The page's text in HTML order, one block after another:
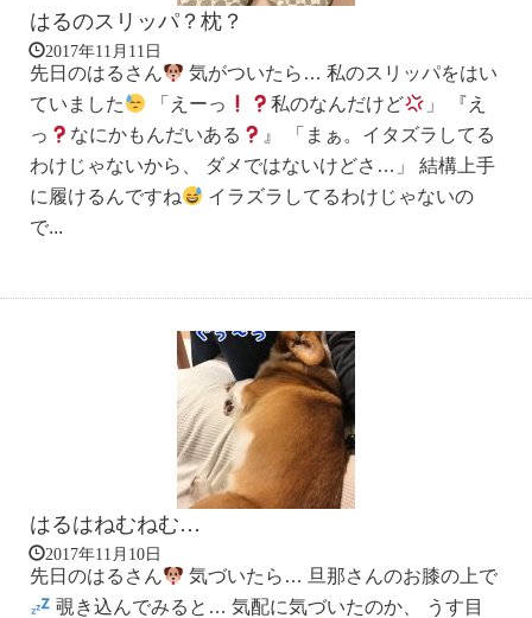
はるのスリッパ？枕？
2017年11月11日
先日のはるさん
気がついたら… 私のスリッパをはい
ていました
「えーっ 私のなんだけど
」 『え
っ
なにかもんだいある
』 「まぁ。イタズラしてる
わけじゃないから、 ダメではないけどさ…」 結構上手
に履けるんですね
イラズラしてるわけじゃないの
で...
はるはねむねむ…
2017年11月10日
先日のはるさん
気づいたら… 旦那さんのお膝の上で
覗き込んでみると… 気配に気づいたのか、 うす目